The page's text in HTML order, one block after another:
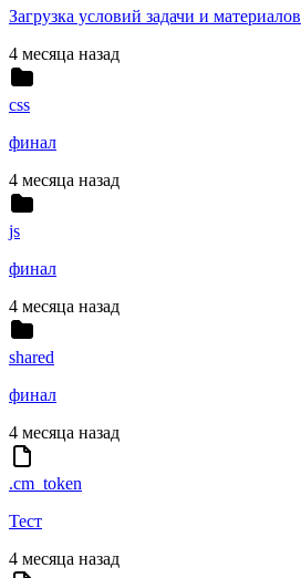
Загрузка условий задачи и материалов
4 месяца назад
css
финал
4 месяца назад
js
финал
4 месяца назад
shared
финал
4 месяца назад
.cm_token
Тест
4 месяца назад